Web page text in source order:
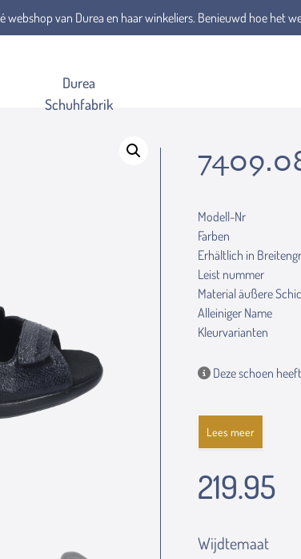
webshop van Durea en haar winkeliers. Benieuwd hoe het
Durea
Schuhfabrik
Modell-Nr
Farben
Erhältlich in
Leist nummer
Material äußere
Alleiniger Name
Kleurvarianten
Deze schoen
Lees meer
219.95
Wijdtemaat